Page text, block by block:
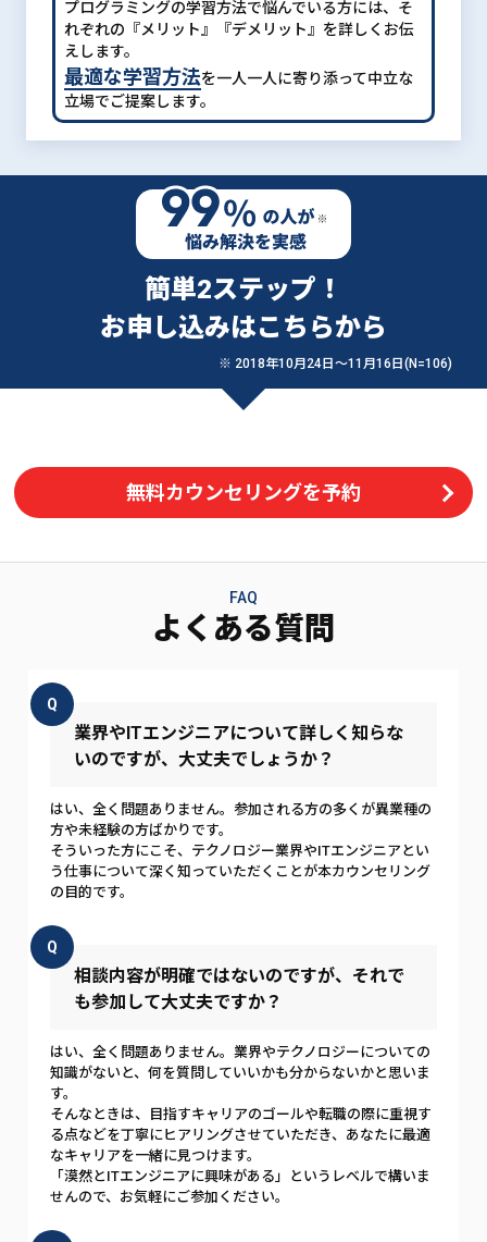
プログラミングの学習方法で悩んでいる方には、 そ
れぞれの『メリット』『デメリット』を詳しくお伝
えします。
最適な学習方法を一人一人に寄り添って中立な
立場でご提案します。
簡単2ステップ！
お申し込みはこちらから
※ 2018年10月24日〜11月16日(N=106)
無料カウンセリングを予約
FAQ
よくある質問
Q
業界やITエンジニアについて詳しく知らな
いのですが、大丈夫でしょうか？
はい、全く問題ありません。参加される方の多くが異業種の
方や未経験の方ばかりです。
そういった方にこそ、テクノロジー業界やITエンジニアとい
う仕事について深く知っていただくことが本カウンセリング
の目的です。
Q
相談内容が明確ではないのですが、それで
も参加して大丈夫ですか？
はい、全く問題ありません。業界やテクノロジーについての
知識がないと、何を質問していいかも分からないかと思いま
す。
そんなときは、目指すキャリアのゴールや転職の際に重視す
る点などを丁寧にヒアリングさせていただき、あなたに最適
なキャリアを一緒に見つけます。
「漠然とITエンジニアに興味がある」というレベルで構いま
せんので、お気軽にご参加ください。